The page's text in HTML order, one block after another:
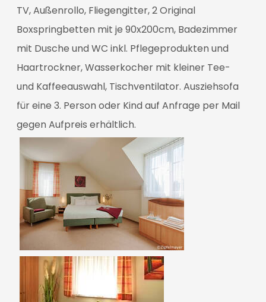
TV, Außenrollo, Fliegengitter, 2 Original
Boxspringbetten mit je 90x200cm, Badezimmer
mit Dusche und WC inkl. Pflegeprodukten und
Haartrockner, Wasserkocher mit kleiner Tee-
und Kaffeeauswahl, Tischventilator. Ausziehsofa
für eine 3. Person oder Kind auf Anfrage per Mail
gegen Aufpreis erhältlich.